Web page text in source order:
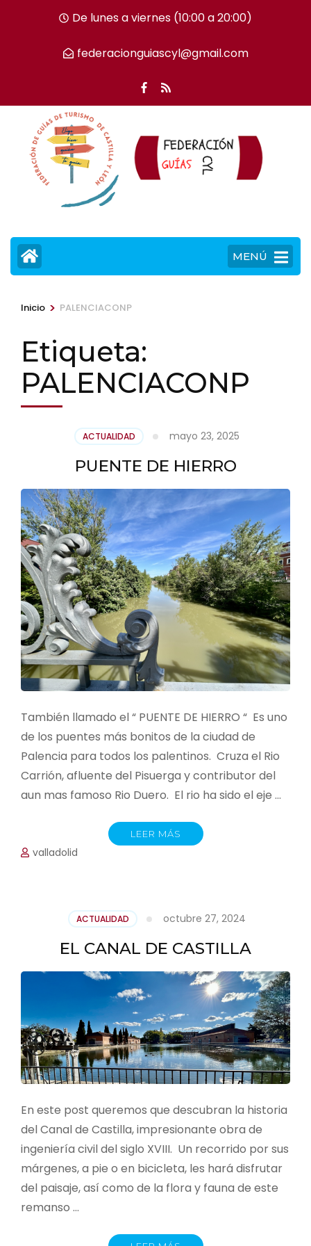
tecla
De lunes a viernes (10:00 a 20:00)
federacionguiascyl@gmail.com
MENÚ
Inicio > PALENCIACONP
Etiqueta:
PALENCIACONP
ACTUALIDAD mayo 23, 2025
PUENTE DE HIERRO
También llamado el “ PUENTE DE HIERRO “ Es uno
de los puentes más bonitos de la ciudad de
Palencia para todos los palentinos. Cruza el Rio
Carrión, afluente del Pisuerga y contributor del
aun mas famoso Rio Duero. El rio ha sido el eje …
LEER MÁS
valladolid
ACTUALIDAD octubre 27, 2024
EL CANAL DE CASTILLA
En este post queremos que descubran la historia
del Canal de Castilla, impresionante obra de
ingeniería civil del siglo XVIII. Un recorrido por sus
márgenes, a pie o en bicicleta, les hará disfrutar
del paisaje, así como de la flora y fauna de este
remanso …